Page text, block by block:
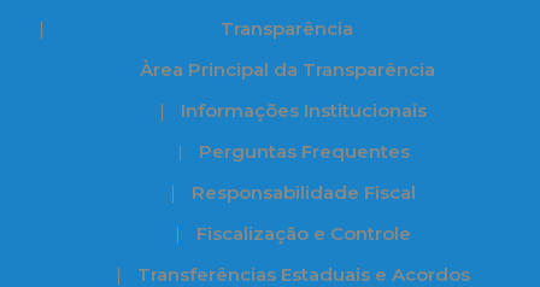
Transparência
Àrea Principal da Transparência
Informações Institucionais
Perguntas Frequentes
Responsabilidade Fiscal
Fiscalização e Controle
Transferências Estaduais e Acordos